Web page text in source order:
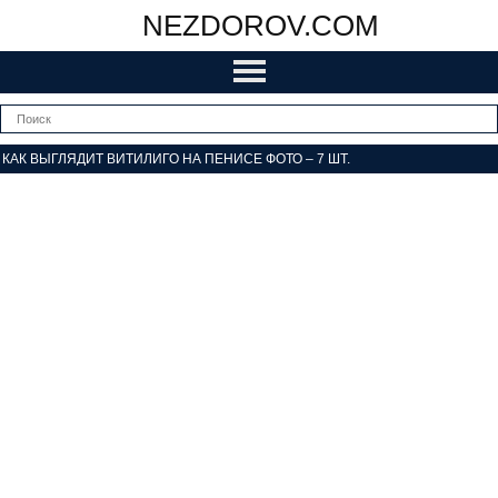
NEZDOROV.COM
КАК ВЫГЛЯДИТ ВИТИЛИГО НА ПЕНИСЕ ФОТО – 7 ШТ.